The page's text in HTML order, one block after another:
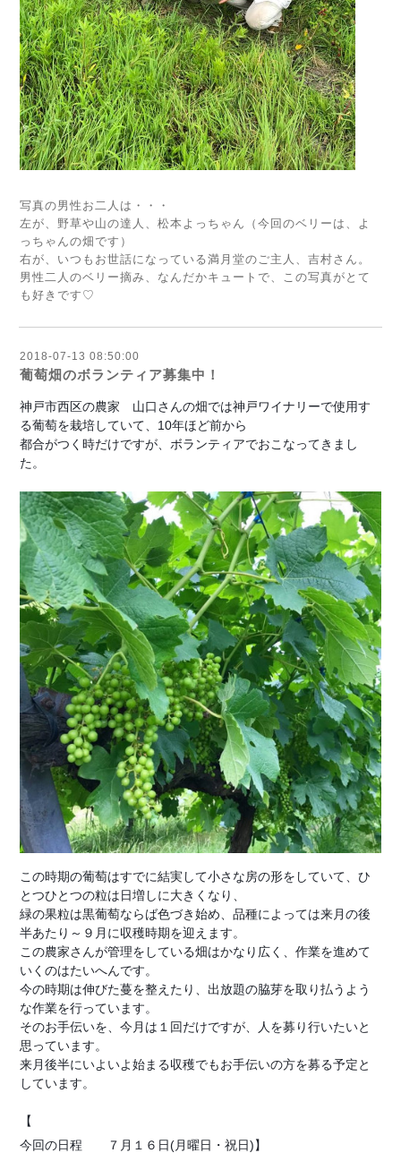
写真の男性お二人は・・・
左が、野草や山の達人、松本よっちゃん（今回のベリーは、よ
っちゃんの畑です）
右が、いつもお世話になっている満月堂のご主人、吉村さん。
男性二人のベリー摘み、なんだかキュートで、この写真がとて
も好きです♡
2018-07-13 08:50:00
葡萄畑のボランティア募集中！
神戸市西区の農家 山口さんの畑では神戸ワイナリーで使用す
る葡萄を栽培していて、10年ほど前から
都合がつく時だけですが、ボランティアでおこなってきまし
た。
この時期の葡萄はすでに結実して小さな房の形をしていて、ひ
とつひとつの粒は日増しに大きくなり、
緑の果粒は黒葡萄ならば色づき始め、品種によっては来月の後
半あたり～９月に収穫時期を迎えます。
この農家さんが管理をしている畑はかなり広く、作業を進めて
いくのはたいへんです。
今の時期は伸びた蔓を整えたり、出放題の脇芽を取り払うよう
な作業を行っています。
そのお手伝いを、今月は１回だけですが、人を募り行いたいと
思っています。
来月後半にいよいよ始まる収穫でもお手伝いの方を募る予定と
しています。
【
今回の日程 ７月１６日(月曜日・祝日)】